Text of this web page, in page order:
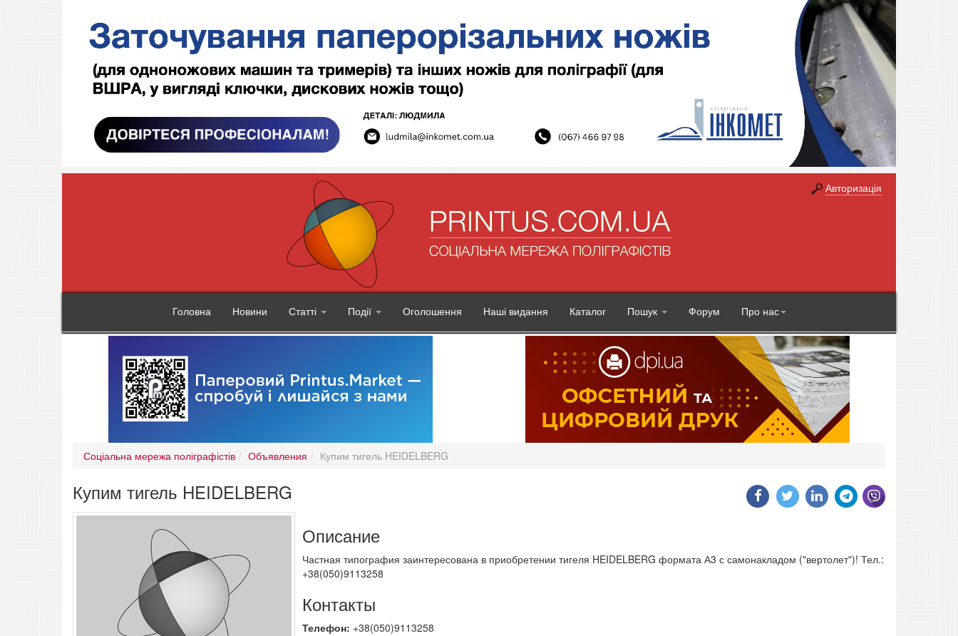
Авторизація
Головна Новини Статті Події Оголошення Наші видання Каталог Пошук Форум Про нас
Соціальна мережа поліграфістів Объявления Купим тигель HEIDELBERG
Купим тигель HEIDELBERG
Описание
Частная типография заинтересована в приобретении тигеля HEIDELBERG формата А3 с самонакладом ("вертолет")! Тел.:
+38(050)9113258
Контакты
Телефон: +38(050)9113258